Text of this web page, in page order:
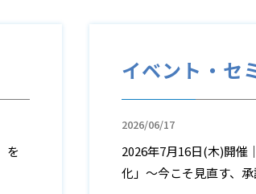
を
イベント・セ
2026/06/17
2026年7月16日(木)開催
化」〜今こそ見直す、